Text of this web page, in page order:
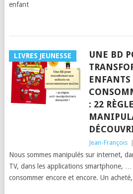
enfant
LIVRES JEUNESSE
UNE BD
ENFANTS
: 22
Jean-François
Nous sommes manipulés sur internet,
TV, dans les applications smartphone,
consommer encore et encore. Un